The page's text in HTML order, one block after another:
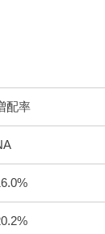
配率